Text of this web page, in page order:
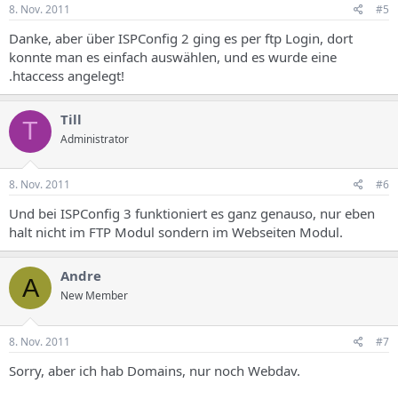
8. Nov. 2011 #5
Danke, aber über ISPConfig 2 ging es per ftp Login, dort
konnte man es einfach auswählen, und es wurde eine
.htaccess angelegt!
T Till
Administrator
8. Nov. 2011 #6
Und bei ISPConfig 3 funktioniert es ganz genauso, nur eben
halt nicht im FTP Modul sondern im Webseiten Modul.
A Andre
New Member
8. Nov. 2011 #7
Sorry, aber ich hab Domains, nur noch Webdav.